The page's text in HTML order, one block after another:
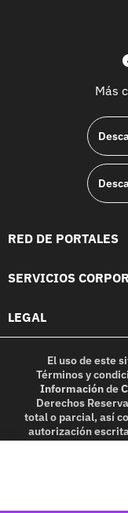
Más
RED DE PORTALES
SERVICIOS
LEGAL
El uso de este
Términos y
Informaciónde
Derechos
total o parcial, así
autorización
in part, or